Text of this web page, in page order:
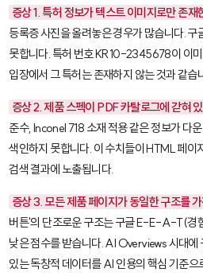
증상 1. 특허 정보가 텍스트 이미지로만 존재
등록증 사진을 올려놓은 경우가 많습니다.
못합니다. 특허 번호KR10-2345678이 이
입장에서 그 특허는 존재하지 않는 것과 같습
증상 2. 제품 스펙이 PDF 카탈로그에 갇혀
준수, Inconel 718 소재 적용 같은 정보가 다
색인하지 못합니다. 이 수치들이 HTML 페이
검색 결과에 노출됩니다.
증상 3. 모든 제품 페이지가 동일한 구조를
버튼'의 단조로운 구조는 구글 E-E-A-T(경
낮은 점수를 받습니다. AI Overviews 시대에
있는 독창적 데이터를 AI 인용의 핵심 기준으